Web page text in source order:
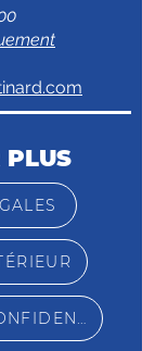
PLUS
POLITIQUE DE CONFIDENTIALITÉ